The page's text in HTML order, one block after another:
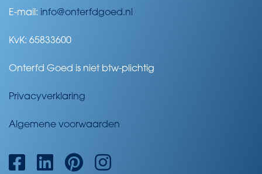
E-mail: info@onterfdgoed.nl
KvK: 65833600
Onterfd Goed is niet btw-plichtig
Privacyverklaring
Algemene voorwaarden